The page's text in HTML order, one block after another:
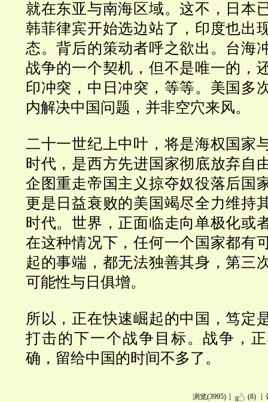
就在东亚与南海区域。这不，日本
韩菲律宾开始选边站了，印度也出
态。背后的策动者呼之欲出。台海
战争的一个契机，但不是唯一的，
印冲突，中日冲突，等等。美国多
内解决中国问题，并非空穴来风。
二十一世纪上中叶，将是海权国家
时代，是西方先进国家彻底放弃自
企图重走帝国主义掠夺奴役落后国
更是日益衰败的美国竭尽全力维持
时代。世界，正面临走向单极化或
在这种情况下，任何一个国家都有
起的事端，都无法独善其身，第三
可能性与日俱增。
所以，正在快速崛起的中国，笃定
打击的下一个战争目标。战争，
确，留给中国的时间不多了。
浏览(3995) (8)